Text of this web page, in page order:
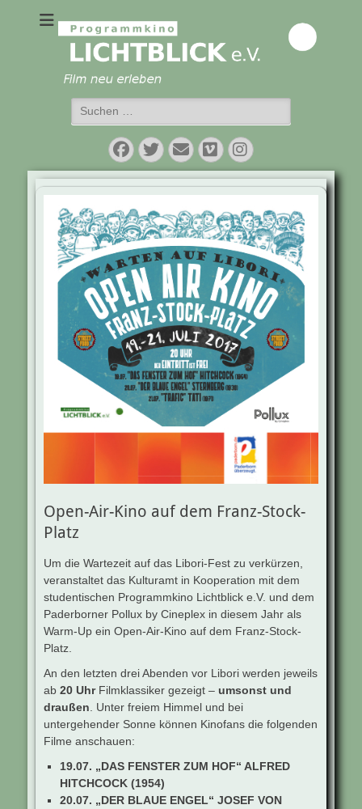
Programmkino
Lichtblick e.V.
Suchen
nach:
Facebook
Twitter
E-
Mail
VimeoInstagram
Open-Air-Kino auf dem Franz-Stock-
Platz
Um die Wartezeit auf das Libori-Fest zu verkürzen,
veranstaltet das Kulturamt in Kooperation mit dem
studentischen Programmkino Lichtblick e.V. und dem
Paderborner Pollux by Cineplex in diesem Jahr als
Warm-Up ein Open-Air-Kino auf dem Franz-Stock-
Platz.
An den letzten drei Abenden vor Libori werden jeweils
ab 20 UhrFilmklassiker gezeigt – umsonst und
draußen . Unter freiem Himmel und bei
untergehender Sonne können Kinofans die folgenden
Filme anschauen:
19.07. „DAS FENSTER ZUM HOF“ ALFRED
HITCHCOCK (1954)
20.07. „DER BLAUE ENGEL“ JOSEF VON